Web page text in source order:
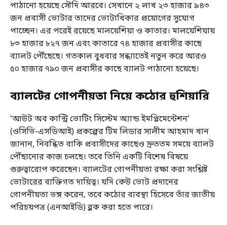
পাঠানো হয়েছে সৌদি আরবে। সেখানে ২ লাখ ২৩ হাজার ৯৪৩
জন প্রবাসী ভোটার তাদের ভোটাধিকার প্রয়োগের সুযোগ
পাচ্ছেন। এর পরেই রয়েছে মালয়েশিয়া ও কাতার। মালয়েশিয়ায়
৮৩ হাজার ৮২৭ জন এবং কাতারে ৭৪ হাজার প্রবাসীর কাছে
ব্যালট পৌঁছেছে। গতকাল বুধবার সন্ধ্যাতেই নতুন করে আরও
৫০ হাজার ৭৯০ জন প্রবাসীর কাছে ব্যালট পাঠানো হয়েছে।
ব্যালটের গোপনীয়তা নিয়ে কঠোর হুশিয়ারি
‘আউট অব কান্ট্রি ভোটিং সিস্টেম অ্যান্ড ইমপ্লিমেন্টেশন’
(ওসিভি-এসডিআই) প্রকল্পের টিম লিডার সালীম আহমাদ খান
জানান, নিবন্ধিত বাকি প্রবাসীদের কাছেও দ্রুততম সময়ে ব্যালট
পৌঁছানোর কাজ চলছে। তবে তিনি একটি বিশেষ বিষয়ে
গুরুত্বারোপ করেছেন। ব্যালটের গোপনীয়তা রক্ষা করা সংশ্লিষ্ট
ভোটারের ব্যক্তিগত দায়িত্ব। যদি কেউ ভোট প্রদানের
গোপনীয়তা ভঙ্গ করেন, তবে কঠোর ব্যবস্থা হিসেবে তাঁর জাতীয়
পরিচয়পত্র (এনআইডি) ব্লক করা হতে পারে।